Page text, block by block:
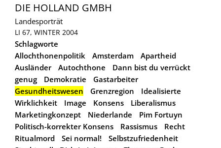
DIE HOLLAND GMBH
Landesporträt
LI 67, WINTER 2004
Schlagworte
Allochthonenpolitik
Amsterdam
Apartheid
Ausländer
Autochthone
Dann bist du verrückt
genug
Demokratie
Gastarbeiter
Gesundheitswesen
Grenzregion
Idealisierte
Wirklichkeit
Image Konsens
Liberalismus
Marketingkonzept
Niederlande
Pim Fortuyn
Politisch-korrekter Konsens
Rassismus
Recht
Ritualmord
Sei normal!
Selbstzufriedenheit